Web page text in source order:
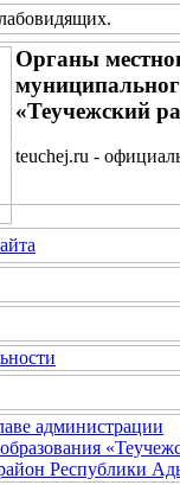
.
Органы
«Теучежский
teuchej.ru -
администрации
Республики